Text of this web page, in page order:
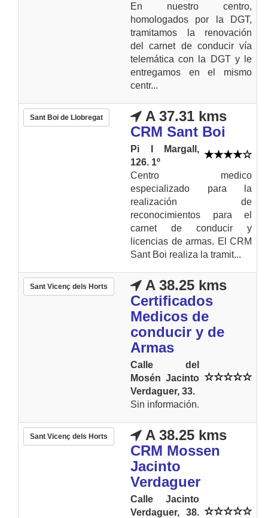
En nuestro centro,
homologados por la DGT,
tramitamos la renovación
del carnet de conducir vía
telemática con la DGT y le
entregamos en el mismo
centr...
Sant Boi de Llobregat
A 37.31 kms
CRM Sant Boi
Pi I Margall,
126. 1º
Centro medico
especializado para la
realización de
reconocimientos para el
carnet de conducir y
licencias de armas. El CRM
Sant Boi realiza la tramit...
Sant Vicenç dels Horts
A 38.25 kms
Certificados
Medicos de
conducir y de
Armas
Calle del
Mosén Jacinto
Verdaguer, 33.
Sin información.
Sant Vicenç dels Horts
A 38.25 kms
CRM Mossen
Jacinto
Verdaguer
Calle Jacinto
Verdaguer, 38.